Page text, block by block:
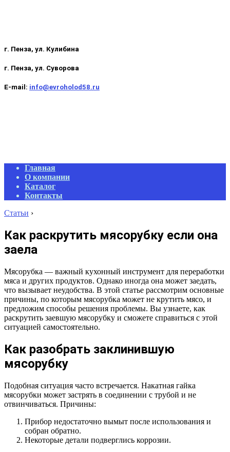
г. Пенза, ул. Кулибина
г. Пенза, ул. Суворова
E-mail: info@evroholod58.ru
Primary
Navigation
Menu
Главная
О компании
Каталог
Контакты
Статьи ›
Как раскрутить мясорубку если она
заела
Мясорубка — важный кухонный инструмент для переработки
мяса и других продуктов. Однако иногда она может заедать,
что вызывает неудобства. В этой статье рассмотрим основные
причины, по которым мясорубка может не крутить мясо, и
предложим способы решения проблемы. Вы узнаете, как
раскрутить заевшую мясорубку и сможете справиться с этой
ситуацией самостоятельно.
Как разобрать заклинившую
мясорубку
Подобная ситуация часто встречается. Накатная гайка
мясорубки может застрять в соединении с трубой и не
отвинчиваться. Причины:
Прибор недостаточно вымыт после использования и
собран обратно.
Некоторые детали подверглись коррозии.